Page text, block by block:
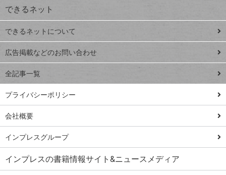
close
閉じ
る
連載
Excel Q&A
トイアンナ流仕
事術
ではじめる業務
の完全自動化
AI議事録作成術
Windows 11
Q&A
Teams踏み込み
できるネット
できるネットについて
広告掲載などのお問い合わせ
全記事一覧
プライバシーポリシー
会社概要
インプレスグループ
インプレスの書籍情報サイト&ニュースメディア